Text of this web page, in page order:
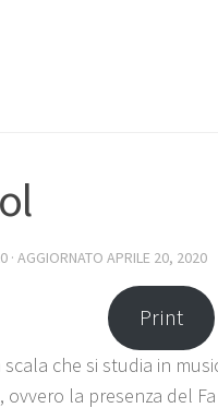
· AGGIORNATO APRILE 20, 2020
Print
che si studia in
la presenza del